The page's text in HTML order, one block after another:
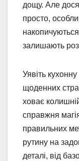
дощу. Але
просто,
залишають
Уявіть
щоденних
ховає
справжня
правильних
рутину на
деталі, від